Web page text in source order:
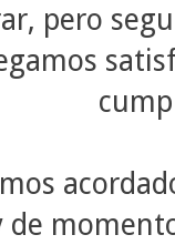
pero
de